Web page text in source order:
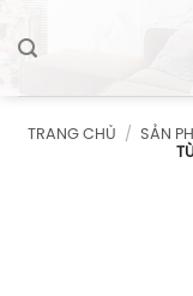
TRANG CHỦ / SẢN